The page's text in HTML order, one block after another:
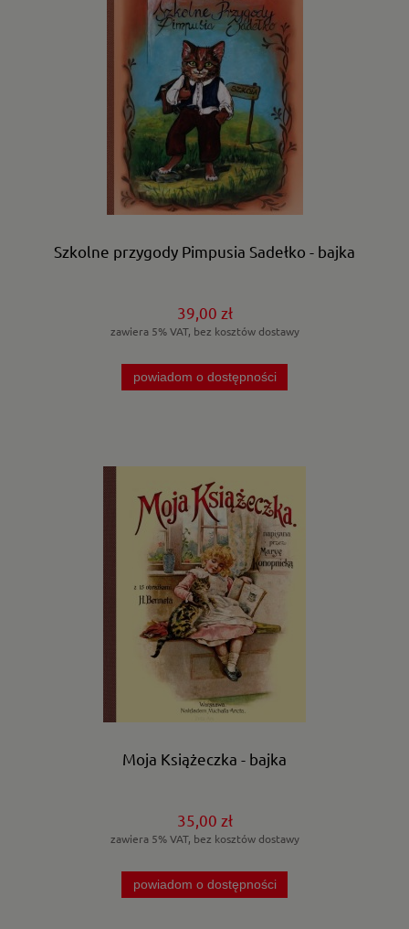
Szkolne przygody Pimpusia Sadełko - bajka
39,00 zł
zawiera 5% VAT, bez kosztów dostawy
powiadom o dostępności
Moja Książeczka - bajka
35,00 zł
zawiera 5% VAT, bez kosztów dostawy
powiadom o dostępności